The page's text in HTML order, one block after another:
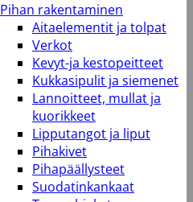
Pihan rakentaminen
Aitaelementit ja tolpat
Verkot
Kevyt-ja kestopeitteet
Kukkasipulit ja siemenet
Lannoitteet, mullat ja
kuorikkeet
Lipputangot ja liput
Pihakivet
Pihapäällysteet
Suodatinkankaat